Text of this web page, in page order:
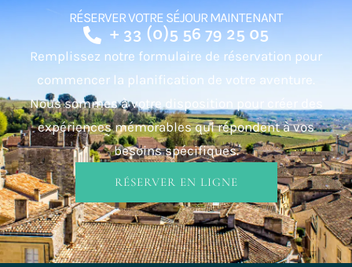
RÉSERVER VOTRE SÉJOUR MAINTENANT
+ 33 (0)5 56 79 25 05
Remplissez notre formulaire de réservation pour
commencer la planification de votre aventure.
Nous sommes à votre disposition pour créer des
expériences mémorables qui répondent à vos
besoins spécifiques.
RÉSERVER EN LIGNE